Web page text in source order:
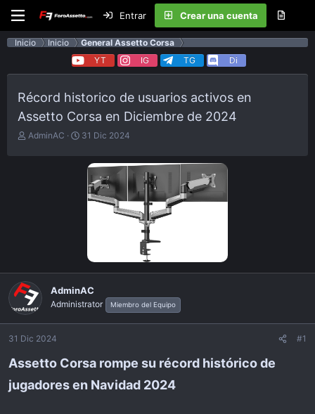
Entrar Crear una cuenta
Inicio Inicio
General Assetto Corsa
YT
IG TG Di
Récord historico de usuarios activos en
Assetto Corsa en Diciembre de 2024
E
a
AdminAC
F
i
c
a
i
31 Dic 2024
AdminAC
Administrator Miembro del Equipo
31 Dic 2024 #1
Assetto Corsa rompe su récord histórico de
jugadores en Navidad 2024​